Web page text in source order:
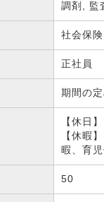
調剤, 監
社会保
正社員
期間の
【休日
【休暇
暇、育
50